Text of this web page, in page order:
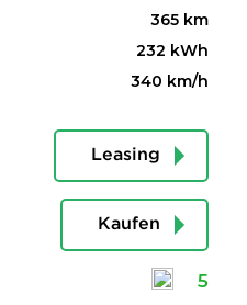
365 km
232 kWh
340 km/h
Leasing
Kaufen
5